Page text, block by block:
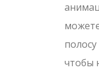
чтобы